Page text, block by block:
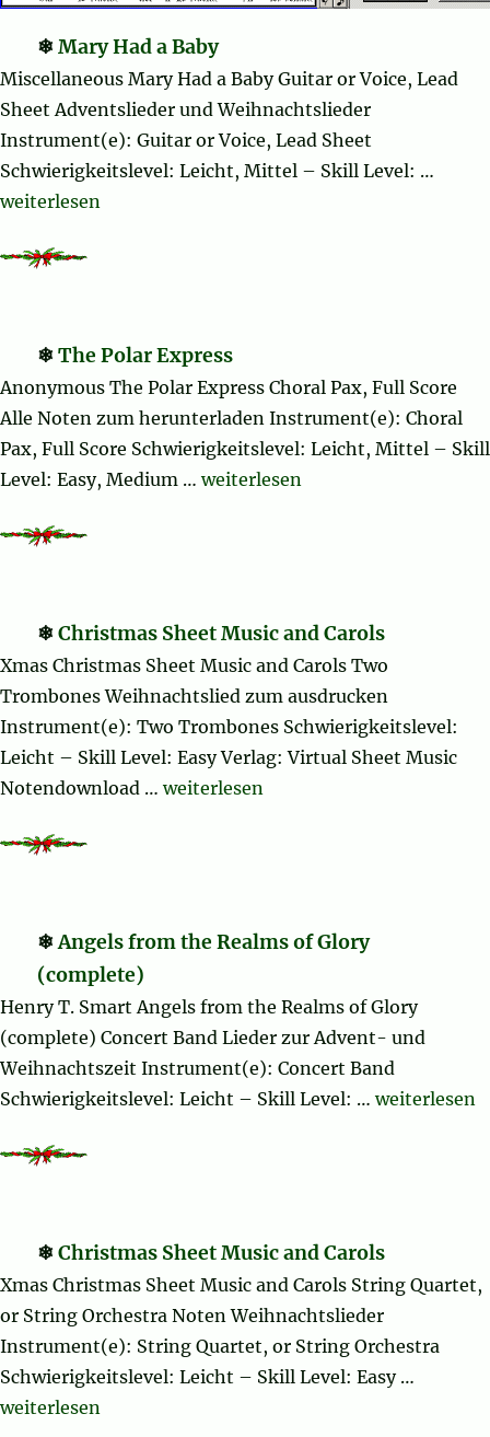
Mary Had a Baby
Miscellaneous Mary Had a Baby Guitar or Voice, Lead
Sheet Adventslieder und Weihnachtslieder
Instrument(e): Guitar or Voice, Lead Sheet
Schwierigkeitslevel: Leicht, Mittel – Skill Level: …
„Mary Had a Baby“
weiterlesen
The Polar Express
Anonymous The Polar Express Choral Pax, Full Score
Alle Noten zum herunterladen Instrument(e): Choral
Pax, Full Score Schwierigkeitslevel: Leicht, Mittel – Skill
Level: Easy, Medium …„The Polar Express“
weiterlesen
Christmas Sheet Music and Carols
Xmas Christmas Sheet Music and Carols Two
Trombones Weihnachtslied zum ausdrucken
Instrument(e): Two Trombones Schwierigkeitslevel:
Leicht – Skill Level: Easy Verlag: Virtual Sheet Music
Notendownload …„Christmas Sheet Music and Carols“
weiterlesen
Angels from the Realms of Glory
(complete)
Henry T. Smart Angels from the Realms of Glory
(complete) Concert Band Lieder zur Advent- und
Weihnachtszeit Instrument(e): Concert Band
Schwierigkeitslevel: Leicht – Skill Level: …„Angels
weiterlesen
Christmas Sheet Music and Carols
Xmas Christmas Sheet Music and Carols String Quartet,
or String Orchestra Noten Weihnachtslieder
Instrument(e): String Quartet, or String Orchestra
Schwierigkeitslevel: Leicht – Skill Level: Easy …
„Christmas Sheet Music and Carols“
weiterlesen